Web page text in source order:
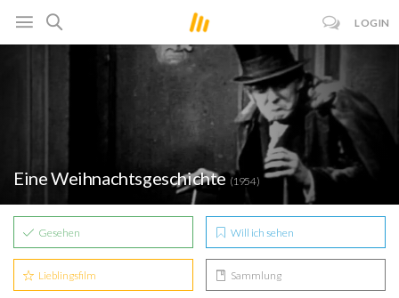
LOGIN
Eine Weihnachtsgeschichte(1954)
Gesehen Will ich sehen
Lieblingsfilm Sammlung